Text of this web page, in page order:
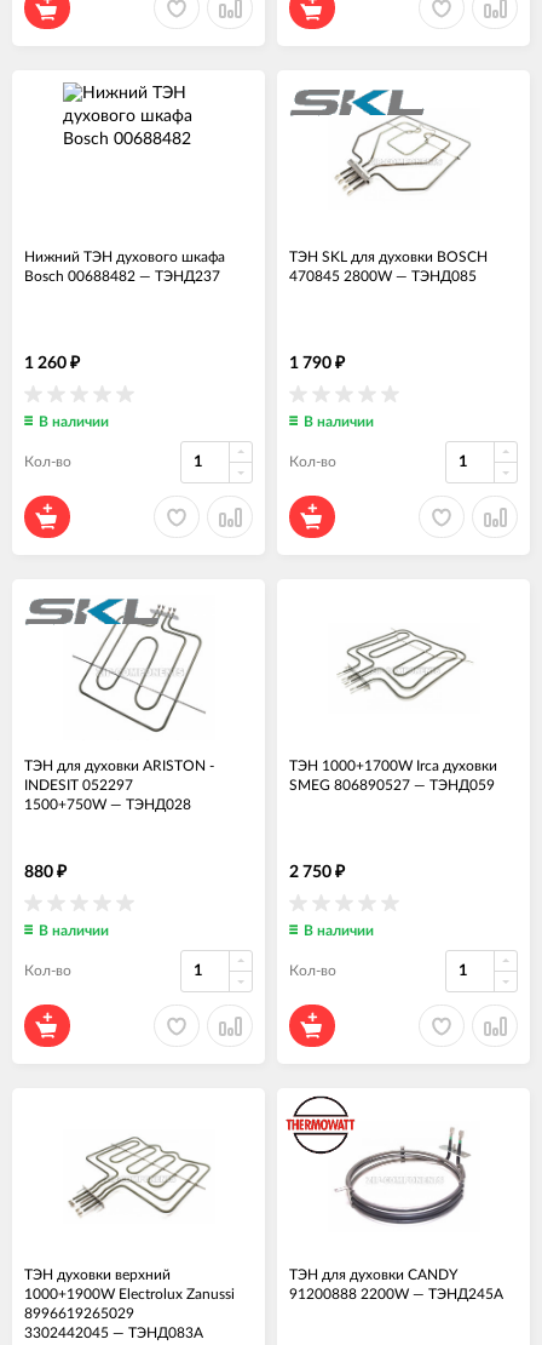
Нижний ТЭН духового шкафа
Bosch 00688482 — ТЭНД237
1 260 ₽
В наличии
Кол-во
ТЭН SKL для духовки BOSCH
470845 2800W — ТЭНД085
1 790 ₽
В наличии
Кол-во
ТЭН для духовки ARISTON -
INDESIT 052297
1500+750W — ТЭНД028
880 ₽
В наличии
Кол-во
ТЭН 1000+1700W Irca духовки
SMEG 806890527 — ТЭНД059
2 750 ₽
В наличии
Кол-во
ТЭН духовки верхний
1000+1900W Electrolux Zanussi
8996619265029
3302442045 — ТЭНД083А
ТЭН для духовки CANDY
91200888 2200W — ТЭНД245А